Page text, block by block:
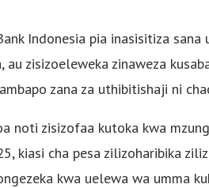
Indonesia pia inasisitiza sana
zisizoeleweka zinaweza
zana za uthibitishaji ni
noti zisizofaa kutoka kwa
kiasi cha pesa zilizoharibika
kwa uelewa wa umma